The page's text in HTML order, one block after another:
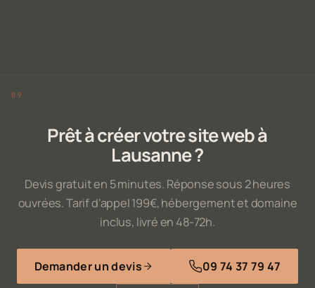
Prêt à créer votre site web à
Lausanne ?
Devis gratuit en 5 minutes. Réponse sous 2 heures
ouvrées. Tarif d'appel 199€, hébergement et domaine
inclus, livré en 48-72h.
Demander un devis 09 74 37 79 47